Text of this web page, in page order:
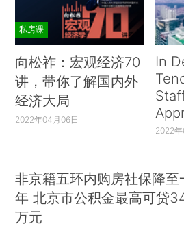
私房课
向松祚：宏观经济70
讲，带你了解国内外
经济大局
2022年04月06日
In
2022
非京籍五环内购房社保降至
年 北京市公积金最高可贷
万元